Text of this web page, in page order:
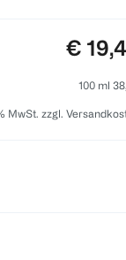
Preis:
€
100 ml
MwSt. zzgl.